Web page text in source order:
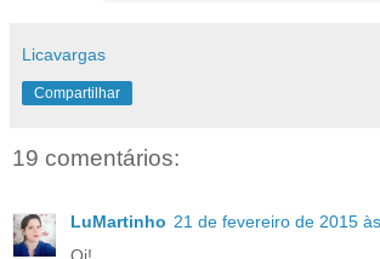
Licavargas
Compartilhar
19 comentários:
LuMartinho 21 de fevereiro de 2015
Oi!